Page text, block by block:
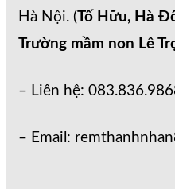
Hà Nội. (Tố Hữu, Hà
Trường mầm non Lê
– Liên hệ:
– Email: